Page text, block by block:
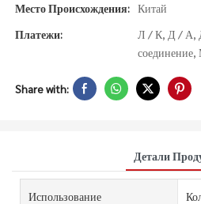
Место Происхождения: Китай
Платежи:
Л / К, Д / А,
Share with:
Детали
Использование